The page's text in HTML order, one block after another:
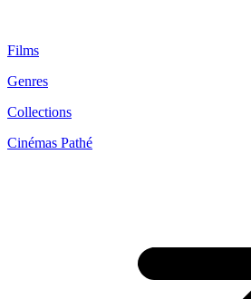
Films
Genres
Collections
Cinémas Pathé